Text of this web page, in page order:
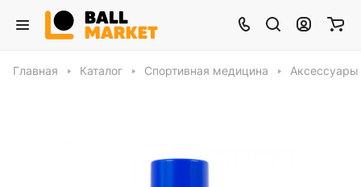
Главная Каталог Спортивная медицина Аксессуары